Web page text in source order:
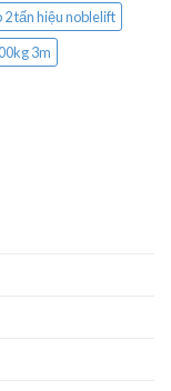
2 tấn hiệu noblelift
3m